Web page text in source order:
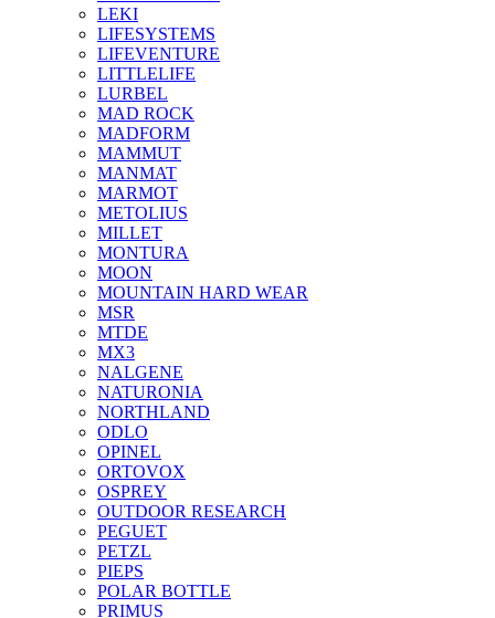
LEKI
LIFESYSTEMS
LIFEVENTURE
LITTLELIFE
LURBEL
MAD ROCK
MADFORM
MAMMUT
MANMAT
MARMOT
METOLIUS
MILLET
MONTURA
MOON
MOUNTAIN HARD WEAR
MSR
MTDE
MX3
NALGENE
NATURONIA
NORTHLAND
ODLO
OPINEL
ORTOVOX
OSPREY
OUTDOOR RESEARCH
PEGUET
PETZL
PIEPS
POLAR BOTTLE
PRIMUS